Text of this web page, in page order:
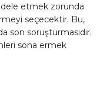
etmek zorunda
seçecektir. Bu,
son soruşturmasıdır.
sona ermek